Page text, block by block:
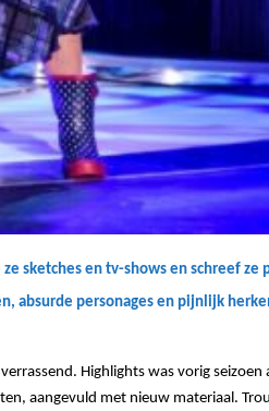
sketches en tv-shows en schreef ze
absurde personages en pijnlijk
Highlights was vorig seizoen
aangevuld met nieuw materiaal.